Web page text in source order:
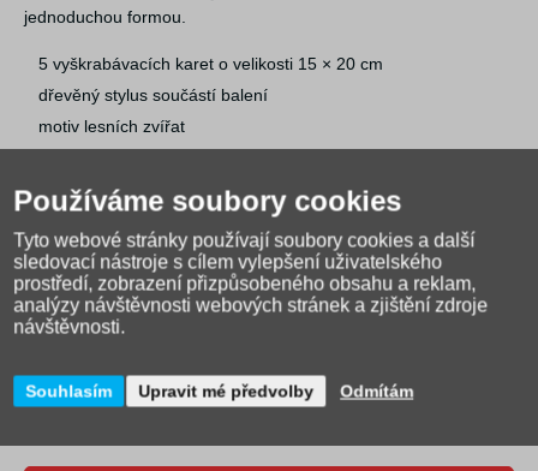
jednoduchou formou.
5 vyškrabávacích karet o velikosti 15 × 20 cm
dřevěný stylus součástí balení
motiv lesních zvířat
Používáme soubory cookies
Tyto webové stránky používají soubory cookies a další
sledovací nástroje s cílem vylepšení uživatelského
prostředí, zobrazení přizpůsobeného obsahu a reklam,
analýzy návštěvnosti webových stránek a zjištění zdroje
návštěvnosti.
Souhlasím Upravit mé předvolby Odmítám